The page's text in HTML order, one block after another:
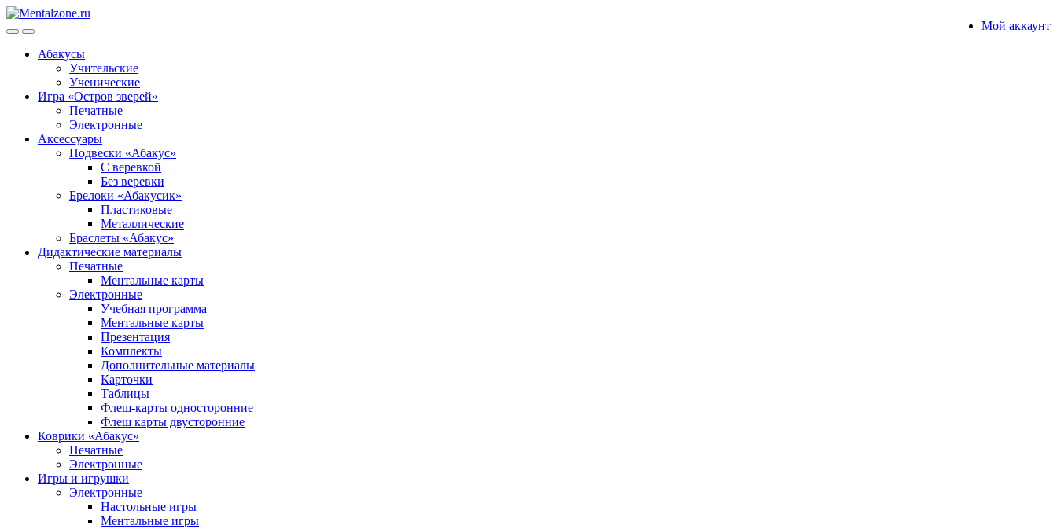
Skip
to
Skip
to
Мой аккаунт
Абакусы
Учительские
Ученические
Игра «Остров зверей»
Печатные
Электронные
Аксессуары
Подвески «Абакус»
С веревкой
Без веревки
Брелоки «Абакусик»
Пластиковые
Металлические
Браслеты «Абакус»
Дидактические материалы
Печатные
Ментальные карты
Электронные
Учебная программа
Ментальные карты
Презентация
Комплекты
Дополнительные материалы
Карточки
Таблицы
Флеш-карты односторонние
Флеш карты двусторонние
Коврики «Абакус»
Печатные
Электронные
Игры и игрушки
Электронные
Настольные игры
Ментальные игры